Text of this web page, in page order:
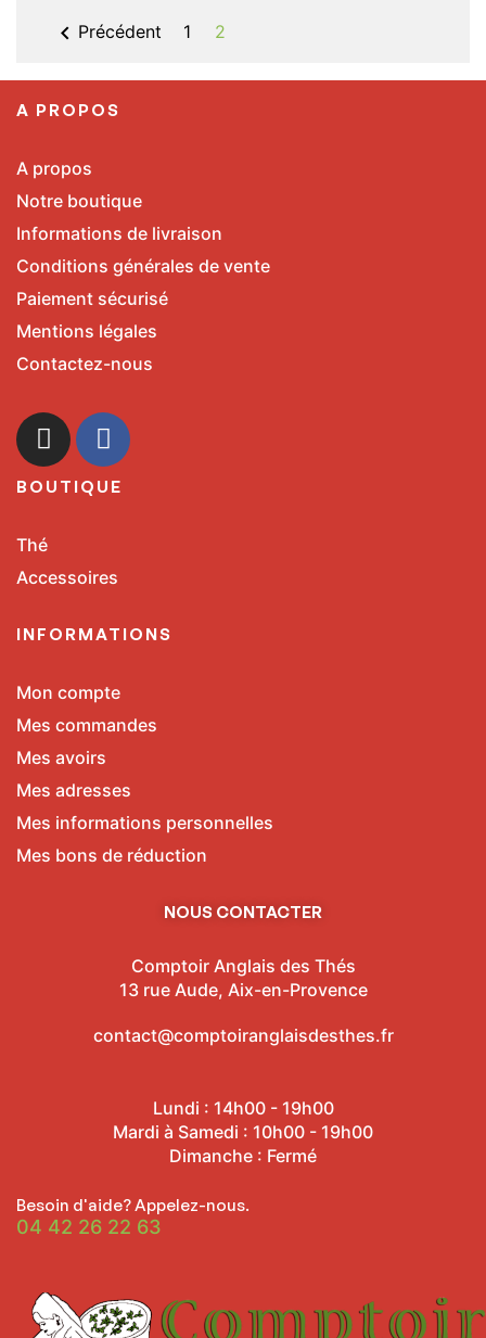
 Précédent 1 2
A PROPOS
A propos
Notre boutique
Informations de livraison
Conditions générales de vente
Paiement sécurisé
Mentions légales
Contactez-nous
BOUTIQUE
Thé
Accessoires
INFORMATIONS
Mon compte
Mes commandes
Mes avoirs
Mes adresses
Mes informations personnelles
Mes bons de réduction
NOUS CONTACTER
Comptoir Anglais des Thés
13 rue Aude, Aix-en-Provence
contact@comptoiranglaisdesthes.fr
Lundi : 14h00 - 19h00
Mardi à Samedi : 10h00 - 19h00
Dimanche : Fermé
Besoin d'aide? Appelez-nous.
04 42 26 22 63